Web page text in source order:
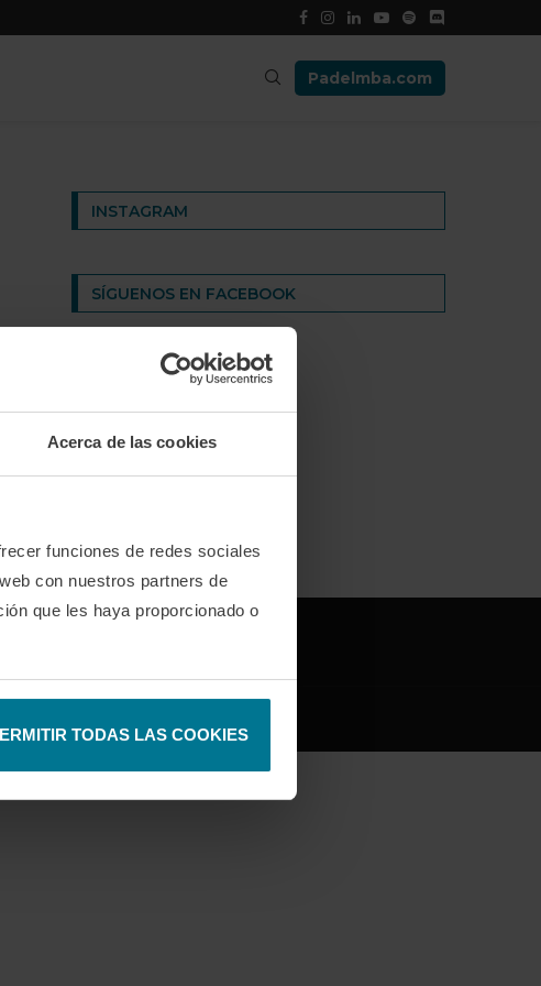
Acerca de las cookies
funciones de redes sociales
con nuestros partners de
que les haya proporcionado o
TODAS LAS COOKIES
Padelmba.com
INSTAGRAM
SÍGUENOS EN FACEBOOK